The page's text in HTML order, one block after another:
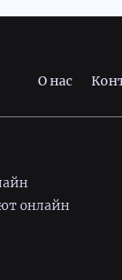
О нас
онлайн